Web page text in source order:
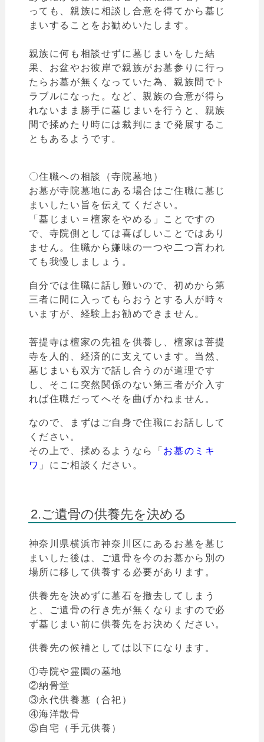
っても、親族に相談し合意を得てから墓じ
まいすることをお勧めいたします。
親族に何も相談せずに墓じまいをした結
果、お盆やお彼岸で親族がお墓参りに行っ
たら お墓が無くなっていた為、親族間でト
ラブルになった。など、親族の合意が得ら
れないまま勝手に墓じまいを行うと、親族
間で揉めたり時には裁判にまで発展するこ
ともあるようです。
〇住職への相談（寺院墓地）
お墓が寺院墓地にある場合はご住職に墓じ
まいしたい旨を伝えてください。
「墓じまい＝檀家をやめる 」ことですの
で、 寺院側としては喜ばしいことではあり
ません。住職から嫌味の一つや二つ言われ
ても我慢しましょう。
自分では住職に話し難いので、初めから第
三者に間に入ってもらおうとする人が時々
いますが、経験上お勧めできません。
菩提寺は檀家の先祖を供養し、檀家は菩提
寺を人的、経済的に支えています。当然、
墓じまいも双方で話し合うのが道理です
し、 そこに突然関係のない第三者が介入す
れば住職だってへそを曲げかねません。
なので、まずはご自身で住職にお話しして
ください。
その上で、揉めるようなら「 お墓のミキ
ワ 」 にご相談ください。
2.ご遺骨の供養先を決める
神奈川県横浜市神奈川 区にあるお墓を墓じ
まいした後は、ご遺骨を今のお墓から別の
場所に移して供養する必要があります。
供養先を決めずに墓石を撤去してしまう
と、ご遺骨の行き先が無くなりますので必
ず墓じまい前に供養先をお決めください。
供養先の候補としては以下になります。
①寺院や霊園の墓地
②納骨堂
③永代供養墓（合祀）
④海洋散骨
⑤自宅（手元供養）